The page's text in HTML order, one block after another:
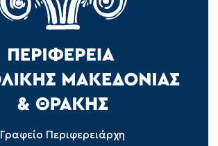
Γραφείο Περιφερειάρχη